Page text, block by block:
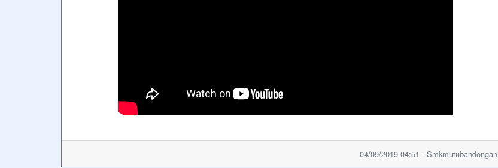
04/09/2019 04:51 - Smkmutubandongan